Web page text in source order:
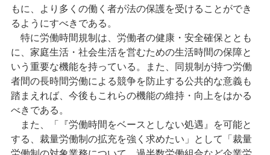
もに、より多くの働く者が法の保護を受けることができ
るようにすべきである。
特に労働時間規制は、労働者の健康・安全確保ととも
に、家庭生活・社会生活を営むための生活時間の保障と
いう重要な機能を持っている。また、同規制が持つ労働
者間の長時間労働による競争を防止する公共的な意義も
踏まえれば、今後もこれらの機能の維持・向上をはかる
べきである。
また、「『労働時間をベースとしない処遇』を可能と
する、裁量労働制の拡充を強く求めたい」として「裁量